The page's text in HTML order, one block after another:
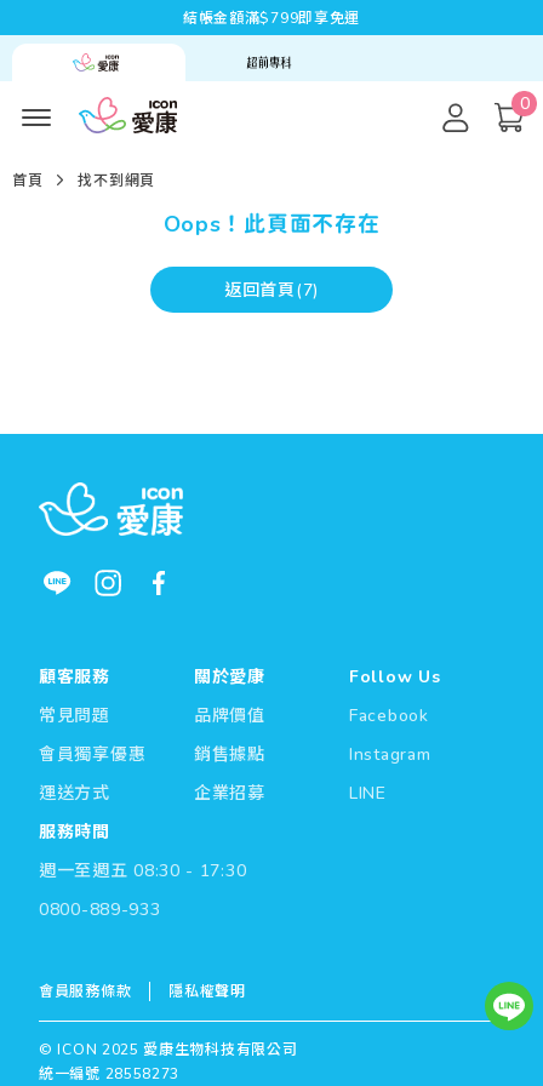
結帳金額滿$799即享免運
0
首頁 找不到網頁
Oops！此頁面不存在
返回首頁(7)
顧客服務
常見問題
會員獨享優惠
運送方式
關於愛康
品牌價值
銷售據點
企業招募
Follow Us
Facebook
Instagram
LINE
服務時間
週一至週五 08:30 - 17:30
0800-889-933
會員服務條款 隱私權聲明
© ICON 2025 愛康生物科技有限公司
統一編號 28558273